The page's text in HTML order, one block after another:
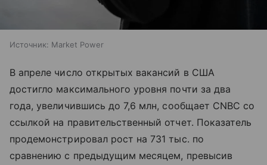
Источник: Market Power
В апреле число открытых вакансий в США
достигло максимального уровня почти за два
года, увеличившись до 7,6 млн, сообщает CNBC со
ссылкой на правительственный отчет. Показатель
продемонстрировал рост на 731 тыс. по
сравнению с предыдущим месяцем, превысив